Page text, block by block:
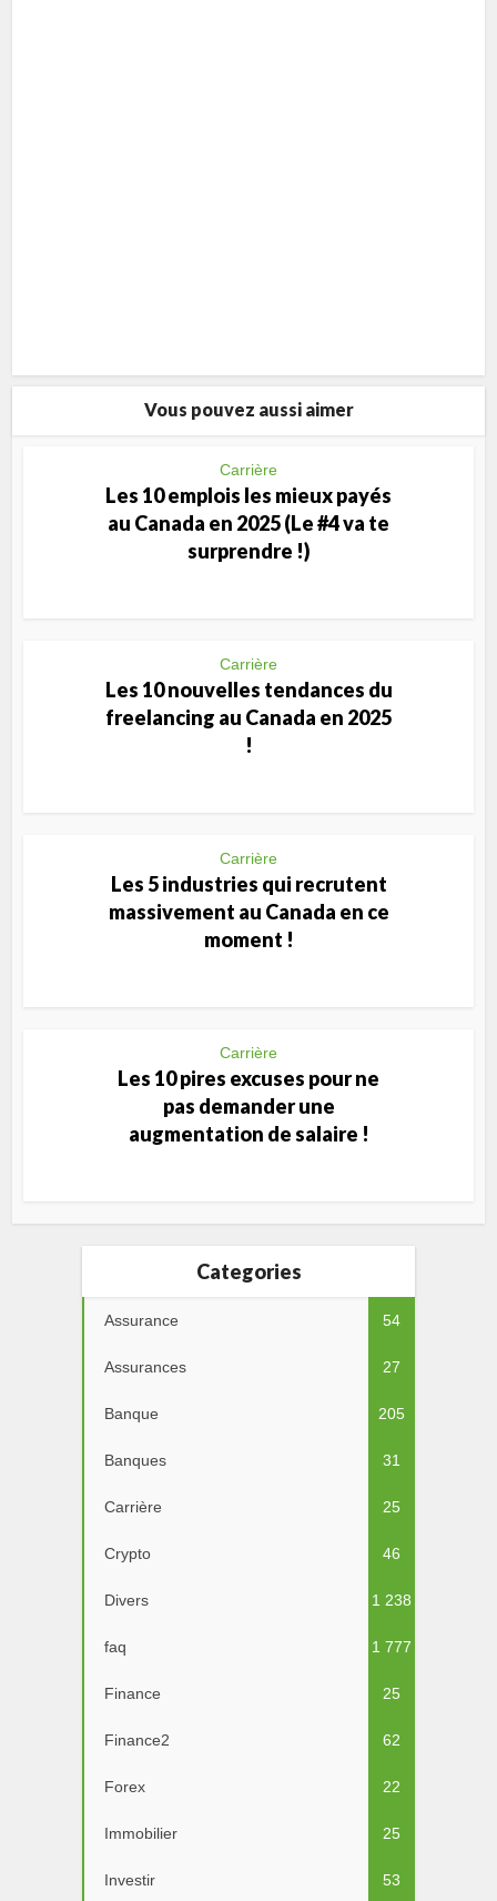
Vous pouvez aussi aimer
Carrière
Les 10 emplois les mieux payés
au Canada en 2025 (Le #4 va te
surprendre !)
Carrière
Les 10 nouvelles tendances du
freelancing au Canada en 2025
!
Carrière
Les 5 industries qui recrutent
massivement au Canada en ce
moment !
Carrière
Les 10 pires excuses pour ne
pas demander une
augmentation de salaire !
Categories
Assurance 54
Assurances 27
Banque 205
Banques 31
Carrière 25
Crypto 46
Divers 1 238
faq 1 777
Finance 25
Finance2 62
Forex 22
Immobilier 25
Investir 53